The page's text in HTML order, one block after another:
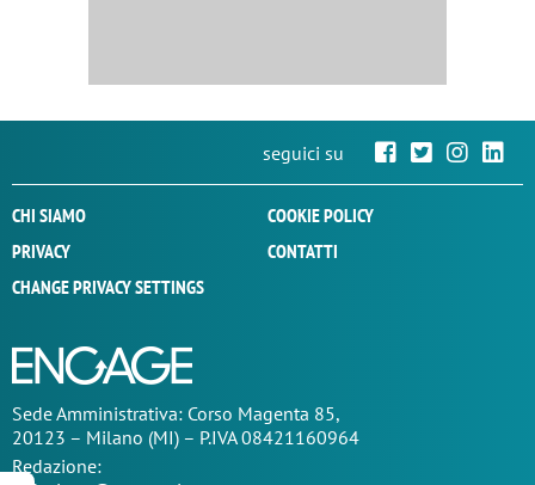
seguici su
CHI SIAMO
COOKIE POLICY
PRIVACY
CONTATTI
CHANGE PRIVACY SETTINGS
SedeAmministrativa: Corso Magenta 85,
20123 – Milano (MI) – P.IVA 08421160964
Redazione: